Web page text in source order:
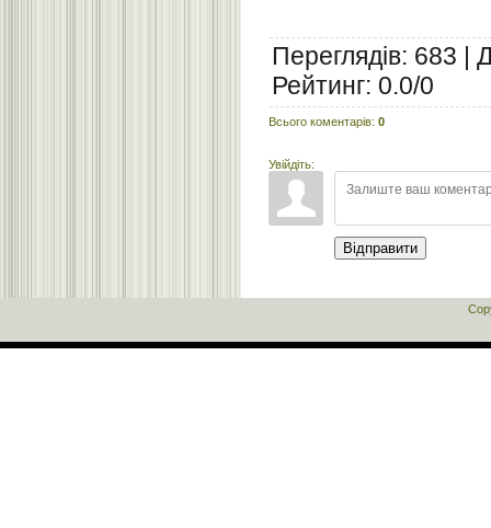
Переглядів: 683 |
Рейтинг: 0.0/0
Всього коментарів: 0
Увійдіть:
Відправити